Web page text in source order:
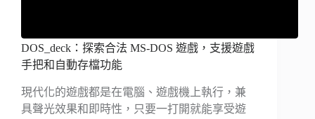
DOS_deck：探索合法 MS-DOS 遊戲，支援遊戲
手把和自動存檔功能
現代化的遊戲都是在電腦、遊戲機上執行，兼
具聲光效果和即時性，只要一打開就能享受遊